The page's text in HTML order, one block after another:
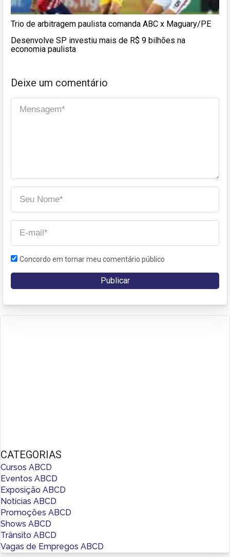
Trio de arbitragem paulista comanda ABC x Maguary/PE
Desenvolve SP investiu mais de R$ 9 bilhões na
economia paulista
Deixe um comentário
Concordo em tornar meu comentário público
CATEGORIAS
Cursos ABCD
Eventos ABCD
Exposição ABCD
Notícias ABCD
Promoções ABCD
Shows ABCD
Trânsito ABCD
Vagas de Empregos ABCD